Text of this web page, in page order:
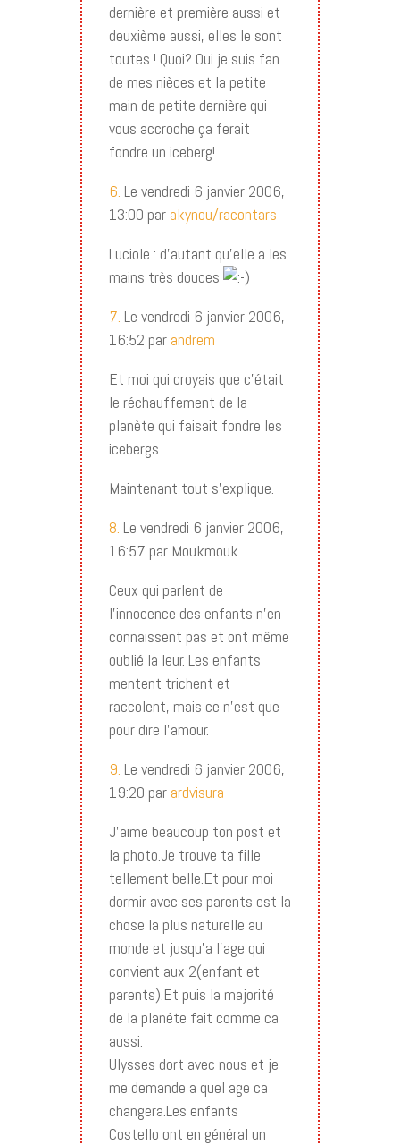
dernière et première aussi et
deuxième aussi, elles le sont
toutes ! Quoi? Oui je suis fan
de mes nièces et la petite
main de petite dernière qui
vous accroche ça ferait
fondre un iceberg!
6. Le vendredi 6 janvier 2006,
13:00 par akynou/racontars
Luciole : d’autant qu’elle a les
mains très douces
7. Le vendredi 6 janvier 2006,
16:52 par andrem
Et moi qui croyais que c’était
le réchauffement de la
planète qui faisait fondre les
icebergs.
Maintenant tout s’explique.
8. Le vendredi 6 janvier 2006,
16:57 par Moukmouk
Ceux qui parlent de
l’innocence des enfants n’en
connaissent pas et ont même
oublié la leur. Les enfants
mentent trichent et
raccolent, mais ce n’est que
pour dire l’amour.
9. Le vendredi 6 janvier 2006,
19:20 par ardvisura
J’aime beaucoup ton post et
la photo.Je trouve ta fille
tellement belle.Et pour moi
dormir avec ses parents est la
chose la plus naturelle au
monde et jusqu’a l’age qui
convient aux 2(enfant et
parents).Et puis la majorité
de la planéte fait comme ca
aussi.
Ulysses dort avec nous et je
me demande a quel age ca
changera.Les enfants
Costello ont en général un